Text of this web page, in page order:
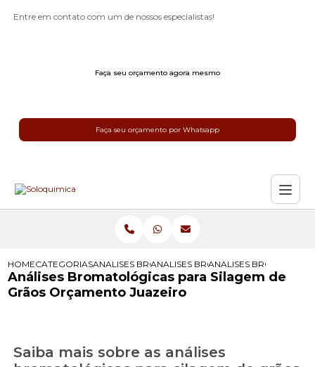
Entre em contato com um de nossos especialistas!
Faça seu orçamento agora mesmo
Faça seu orçamento por Whatsapp
HOMECATEGORIASANALISES BROMATOLOGICAS
ANALISES BROMATOLOGICAS PARA
ANALISES
Análises Bromatológicas para Silagem de
Grãos Orçamento Juazeiro
Saiba mais sobre as análises